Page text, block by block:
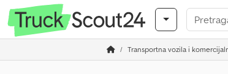
Transportna vozila i